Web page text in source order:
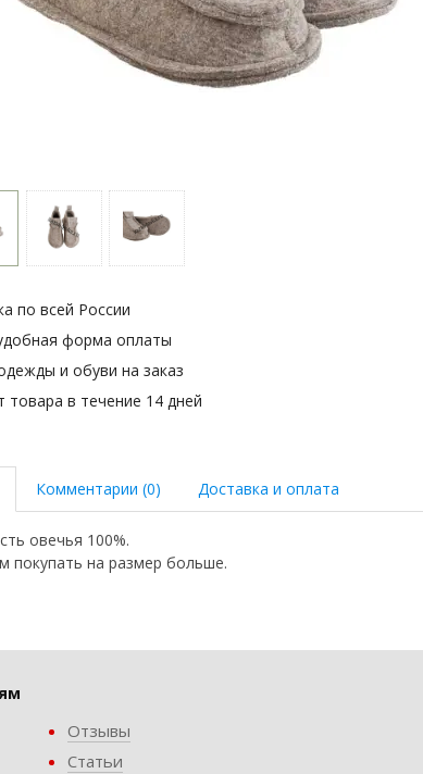
по всей России
форма оплаты
и обуви на заказ
товара в течение 14 дней
Комментарии (0) Доставка и оплата
овечья 100%.
покупать на размер больше.
Отзывы
Статьи